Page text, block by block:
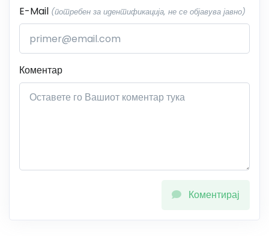
E-Mail (потребен за идентификација, не се објавува јавно)
Коментар
Коментирај